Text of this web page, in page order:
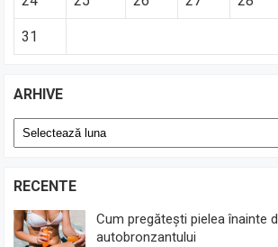
31
ARHIVE
Arhive
RECENTE
Cum pregătești pielea înainte
autobronzantului